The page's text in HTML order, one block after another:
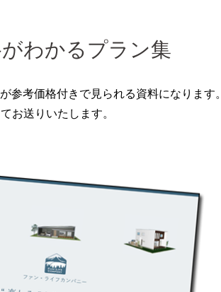
わかるプラン集
考価格付きで見られる資料になります。
お送りいたします。